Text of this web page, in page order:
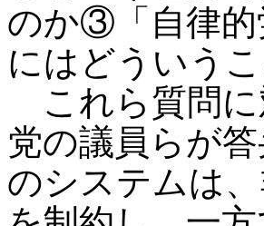
のか③「自律的
にはどういう
これら質問に
党の議員らが
のシステムは